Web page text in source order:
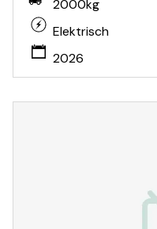
2000kg
Elektrisch
2026